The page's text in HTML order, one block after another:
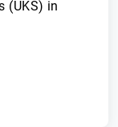
(UKS) in